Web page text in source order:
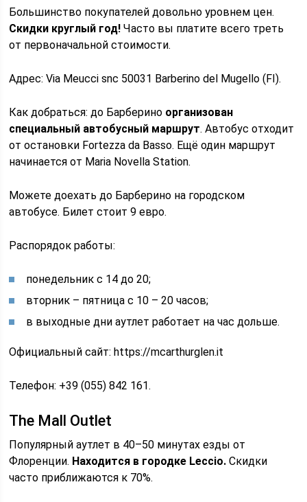
Большинство покупателей довольно уровнем цен.
Скидки круглый год! Часто вы платите всего треть
от первоначальной стоимости.
Адрес: Via Meucci snc 50031 Barberino del Mugello (FI).
Как добраться: до Барберино организован
специальный автобусный маршрут. Автобус отходит
от остановки Fortezza da Basso. Ещё один маршрут
начинается от Maria Novella Station.
Можете доехать до Барберино на городском
автобусе. Билет стоит 9 евро.
Распорядок работы:
понедельник с 14 до 20;
вторник – пятница с 10 – 20 часов;
в выходные дни аутлет работает на час дольше.
Официальный сайт: https://mcarthurglen.it
Телефон: +39 (055) 842 161.
The Mall Outlet
Популярный аутлет в 40–50 минутах езды от
Флоренции. Находится в городке Leccio. Скидки
часто приближаются к 70%.